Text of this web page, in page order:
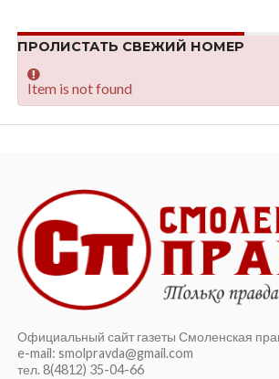
ПРОЛИСТАТЬ СВЕЖИЙ НОМЕР
Item is not found
Официальный сайт газеты Смоленская
e-mail: smolpravda@gmail.com
тел. 8(4812) 35-04-66